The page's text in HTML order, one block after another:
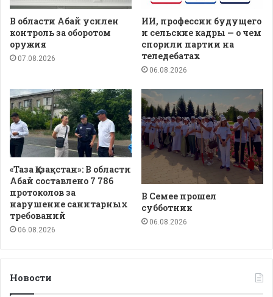
В области Абай усилен
контроль за оборотом
оружия
07.08.2026
ИИ, профессии будущего
и сельские кадры — о чем
спорили партии на
теледебатах
06.08.2026
«Таза Қазақстан»: В области
Абай составлено 7 786
протоколов за
нарушение санитарных
требований
06.08.2026
В Семее прошел
субботник
06.08.2026
Новости